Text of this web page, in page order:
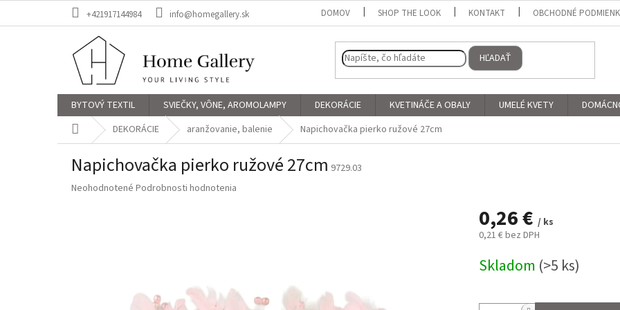
+421917144984 info@homegallery.sk DOMOV SHOP THE LOOK KONTAKT OBCHODNÉ
HĽADAŤ
BYTOVÝ TEXTIL SVIEČKY, VÔNE, AROMOLAMPY DEKORÁCIE KVETINÁČE A OBALY UMELÉ KVETY
DomovDEKORÁCIE aranžovanie, balenie Napichovačka pierko ružové 27cm
Napichovačka pierko ružové 27cm 9729.03
Priemerné
Neohodnotené Podrobnosti hodnotenia
0,26 € / ks
0,21 € bez DPH
cena:
Skladom (>5 ks)